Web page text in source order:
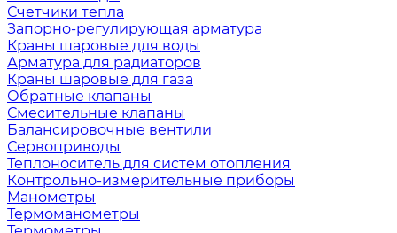
Счетчики тепла
Запорно-регулирующая арматура
Краны шаровые для воды
Арматура для радиаторов
Краны шаровые для газа
Обратные клапаны
Смесительные клапаны
Балансировочные вентили
Сервоприводы
Теплоноситель для систем отопления
Контрольно-измерительные приборы
Манометры
Термоманометры